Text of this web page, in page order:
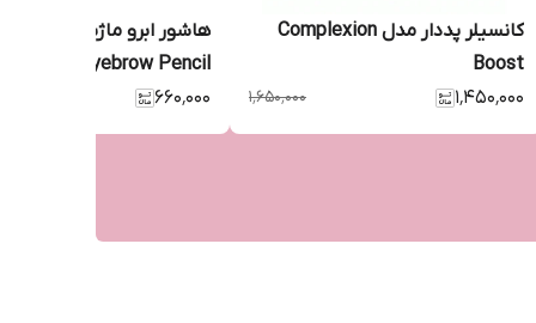
کانسیلر پددار مدل Complexion
Boost
۱٬۴۵۰٬۰۰۰
۱٬۶۵۰٬۰۰۰
Liquid Eyebrow Pencil
۶۶۰٬۰۰۰